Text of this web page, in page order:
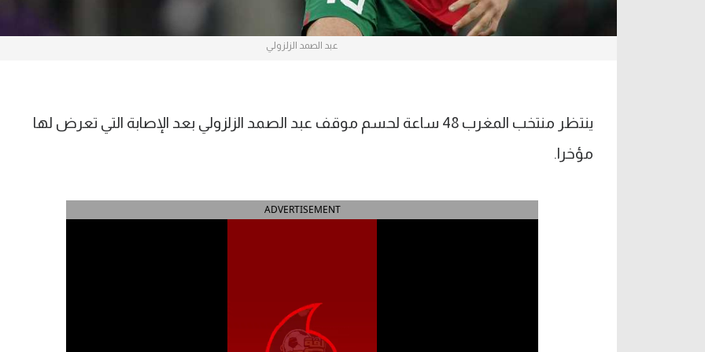
عبد الصمد الزلزولي
ينتظر منتخب المغرب 48 ساعة لحسم موقف عبد الصمد الزلزولي بعد الإصابة التي تعرض لها
مؤخرا.
ADVERTISEMENT